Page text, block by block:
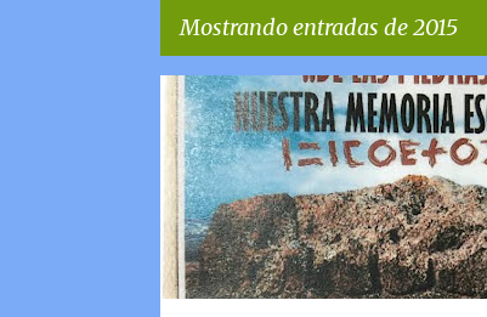
Mostrando entradas de 2015
E
n
r
a
d